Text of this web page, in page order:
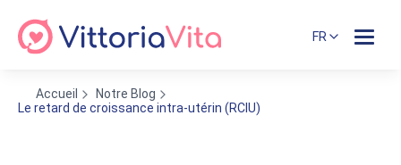
FR
Accueil
Notre Blog
Le retard de croissance intra-utérin (RCIU)